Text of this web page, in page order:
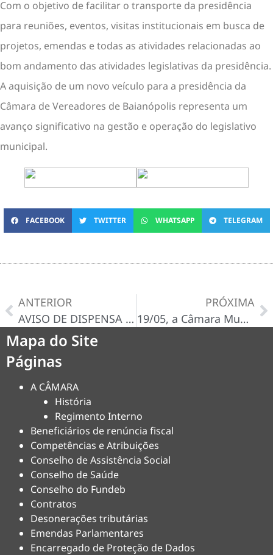
Com o objetivo de facilitar o transporte da presidência
para reuniões, eventos, visitas institucionais em busca de
projetos, emendas e todas as atividades relacionadas ao
bom andamento das atividades legislativas da presidência.
A aquisição de um novo veículo para a presidência da
Câmara de Vereadores de Baianópolis representa um
avanço significativo na gestão e operação do legislativo
municipal.
FACEBOOK TWITTER WHATSAPP TELEGRAM
ANTERIOR
AVISO DE DISPENSA N° 021/2025-D
PRÓXIMA
19/05, a Câmara Municipal de Baianópolis, realizou uma emocionante homenagem aos garis!
Mapa do Site
Páginas
A CÂMARA
História
Regimento Interno
Beneficiários de renúncia fiscal
Competências e Atribuições
Conselho de Assistência Social
Conselho de Saúde
Conselho do Fundeb
Contratos
Desonerações tributárias
Emendas Parlamentares
Encarregado de Proteção de Dados